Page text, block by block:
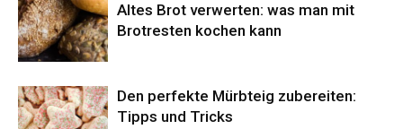
Altes Brot verwerten: was man mit
Brotresten kochen kann
Den perfekte Mürbteig zubereiten:
Tipps und Tricks